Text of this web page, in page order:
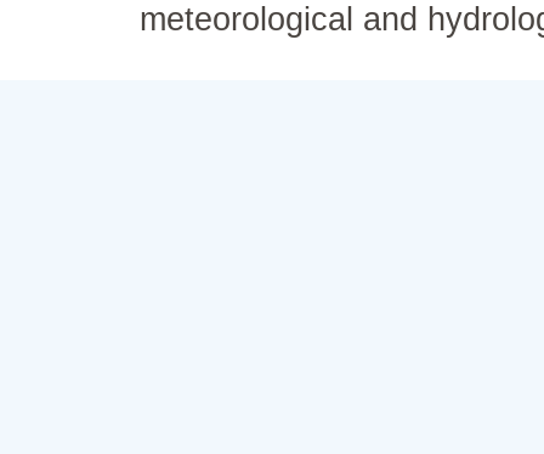
meteorological and